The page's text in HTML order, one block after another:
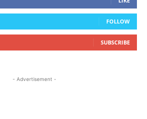
FOLLOW
SUBSCRIBE
- Advertisement -